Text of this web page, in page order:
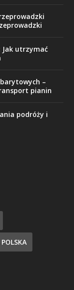
utrzymać
–
pianin
podróży i